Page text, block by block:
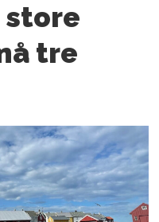
store
tre